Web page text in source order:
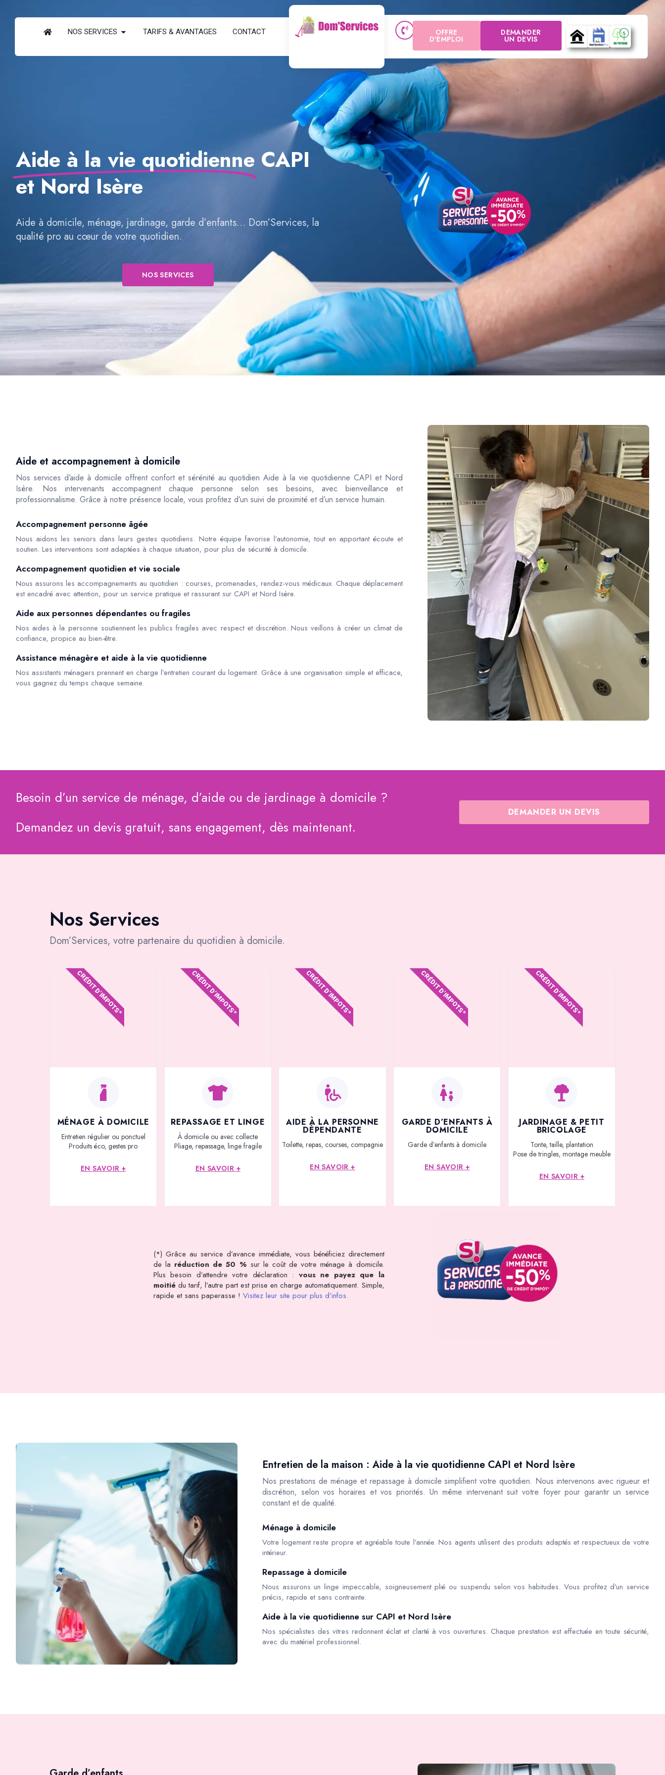
NOS SERVICES TARIFS & AVANTAGES CONTACT OFFRE
D'EMPLOI
DEMANDER
UN DEVIS
Aide à la vie quotidienne CAPI
et Nord Isère
Aide à domicile, ménage, jardinage, garde d’enfants… Dom’Services, la
qualité pro au cœur de votre quotidien.
NOS SERVICES
Aide et accompagnement à domicile
Nos services d’aide à domicile offrent confort et sérénité au quotidien Aide à la vie quotidienne CAPI et Nord
Isère. Nos intervenants accompagnent chaque personne selon ses besoins, avec bienveillance et
professionnalisme. Grâce à notre présence locale, vous profitez d’un suivi de proximité et d’un service humain.
Accompagnement personne âgée
Nous aidons les seniors dans leurs gestes quotidiens. Notre équipe favorise l’autonomie, tout en apportant écoute et
soutien. Les interventions sont adaptées à chaque situation, pour plus de sécurité à domicile.
Accompagnement quotidien et vie sociale
Nous assurons les accompagnements au quotidien : courses, promenades, rendez-vous médicaux. Chaque déplacement
est encadré avec attention, pour un service pratique et rassurant sur CAPI et Nord Isère.
Aide aux personnes dépendantes ou fragiles
Nos aides à la personne soutiennent les publics fragiles avec respect et discrétion. Nous veillons à créer un climat de
confiance, propice au bien-être.
Assistance ménagère et aide à la vie quotidienne
Nos assistants ménagers prennent en charge l’entretien courant du logement. Grâce à une organisation simple et efficace,
vous gagnez du temps chaque semaine.
Besoin d’un service de ménage, d’aide ou de jardinage à domicile ?
Demandez un devis gratuit, sans engagement, dès maintenant.
DEMANDER UN DEVIS
Nos Services
Dom’Services, votre partenaire du quotidien à domicile.
MÉNAGE À DOMICILE
Entretien régulier ou ponctuel
Produits éco, gestes pro
EN SAVOIR +
CRÉDIT D'IMPOTS*
REPASSAGE ET LINGE
À domicile ou avec collecte
Pliage, repassage, linge fragile
EN SAVOIR +
CRÉDIT D'IMPOTS*
AIDE À LA PERSONNE
DÉPENDANTE
Toilette, repas, courses, compagnie
EN SAVOIR +
CRÉDIT D'IMPOTS*
GARDE D’ENFANTS À
DOMICILE
Garde d’enfants à domicile
EN SAVOIR +
CRÉDIT D'IMPOTS*
JARDINAGE & PETIT
BRICOLAGE
Tonte, taille, plantation
Pose de tringles, montage meuble
EN SAVOIR +
CRÉDIT D'IMPOTS*
(*) Grâce au service d’avance immédiate, vous bénéficiez directement
de la réduction de 50 % sur le coût de votre ménage à domicile.
Plus besoin d’attendre votre déclaration : vous ne payez que la
moitié du tarif, l’autre part est prise en charge automatiquement. Simple,
rapide et sans paperasse ! Visitez leur site pour plus d’infos.
Entretien de la maison : Aide à la vie quotidienne CAPI et Nord Isère
Nos prestations de ménage et repassage à domicile simplifient votre quotidien. Nous intervenons avec rigueur et
discrétion, selon vos horaires et vos priorités. Un même intervenant suit votre foyer pour garantir un service
constant et de qualité.
Ménage à domicile
Votre logement reste propre et agréable toute l’année. Nos agents utilisent des produits adaptés et respectueux de votre
intérieur.
Repassage à domicile
Nous assurons un linge impeccable, soigneusement plié ou suspendu selon vos habitudes. Vous profitez d’un service
précis, rapide et sans contrainte.
Aide à la vie quotidienne sur CAPI et Nord Isère
Nos spécialistes des vitres redonnent éclat et clarté à vos ouvertures. Chaque prestation est effectuée en toute sécurité,
avec du matériel professionnel.